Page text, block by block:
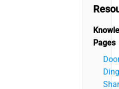
Pages